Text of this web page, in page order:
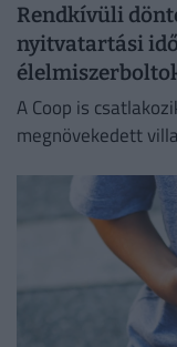
Rendkívüli
nyitvatartási
A Coop is
megnövekedett